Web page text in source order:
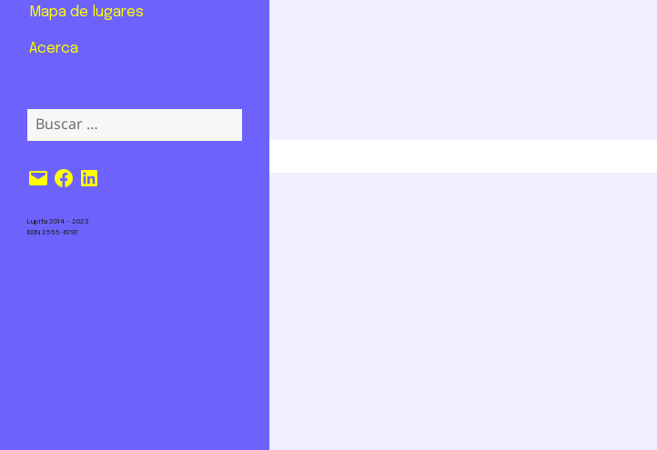
Mapa de lugares
Acerca
Buscar:
Correo
electrónico
Facebook
LinkedIn
Lupita 2014 – 2023
ISSN 2555-6797